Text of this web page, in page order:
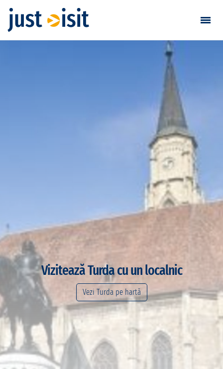
Vizitează Turda cu un localnic
Vezi Turda pe hartă
Vizitează
Găsește vizită
Adaugă vizită
Login / Înregistrare
Favorite
Română